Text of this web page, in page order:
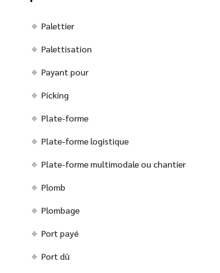
Palettier
Palettisation
Payant pour
Picking
Plate-forme
Plate-forme logistique
Plate-forme multimodale ou chantier
Plomb
Plombage
Port payé
Port dû